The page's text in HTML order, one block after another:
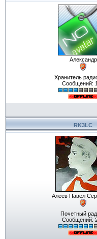
Александр
Хранитель
Сообщений:
RK3LC
Алеев Павел
Почетный
Сообщений: